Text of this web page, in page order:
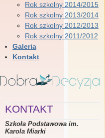
Rok szkolny 2014/2015
Rok szkolny 2013/2014
Rok szkolny 2012/2013
Rok szkolny 2011/2012
Galeria
Kontakt
KONTAKT
Szkoła Podstawowa im.
Karola Miarki